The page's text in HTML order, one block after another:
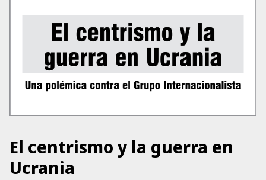
El centrismo y la guerra en
Ucrania